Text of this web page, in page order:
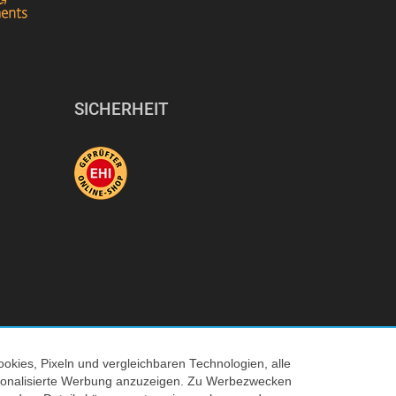
SICHERHEIT
© 2026 Tecedo
Pixeln und vergleichbaren Technologien, alle
Werbung anzuzeigen. Zu Werbezwecken